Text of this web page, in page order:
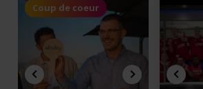
Coup de coeur